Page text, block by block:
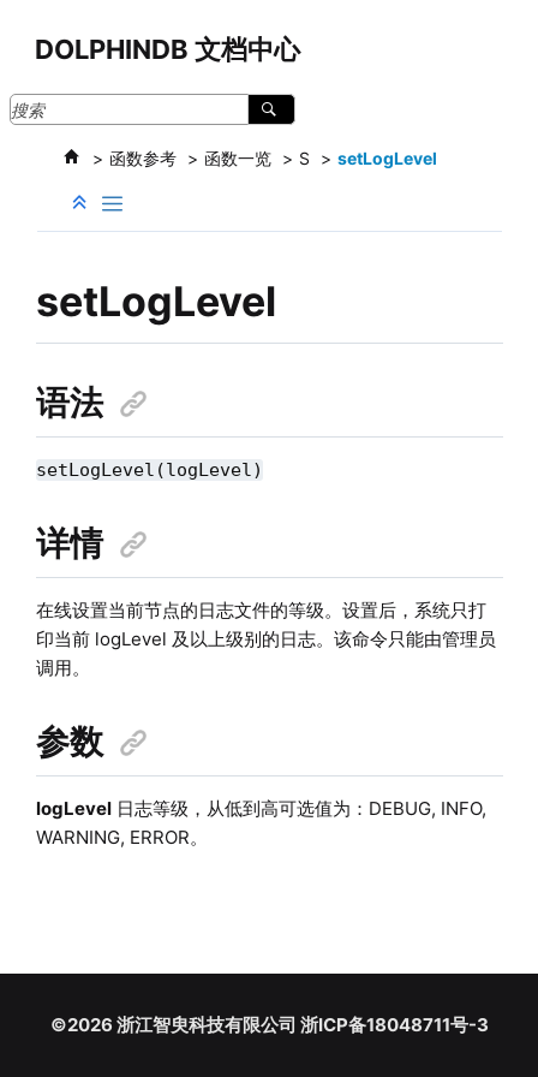
DOLPHINDB 文档中心
函数参考 函数一览 S setLogLevel
setLogLevel
语法
setLogLevel(logLevel)
详情
在线设置当前节点的日志文件的等级。设置后，系统只打
印当前 logLevel 及以上级别的日志。该命令只能由管理员
调用。
参数
logLevel日志等级，从低到高可选值为：DEBUG, INFO,
WARNING, ERROR。
©2026 浙江智臾科技有限公司 浙ICP备18048711号-3